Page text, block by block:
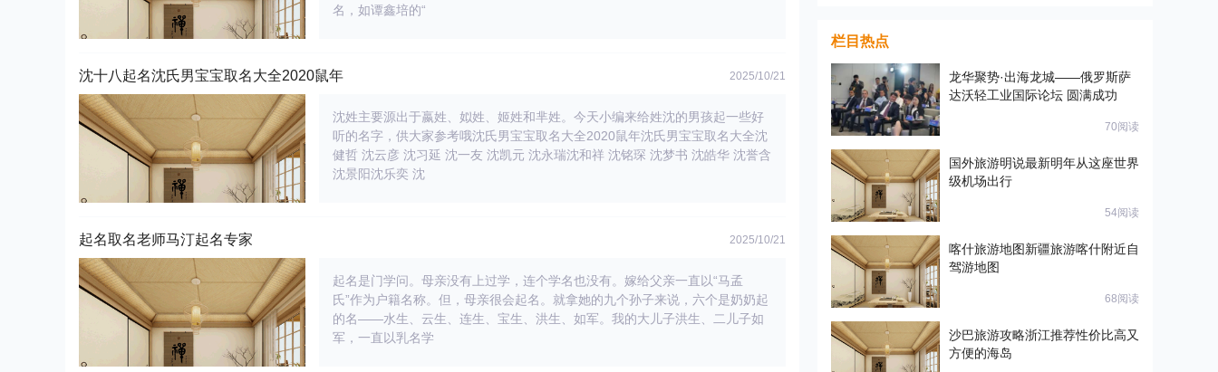
名，如谭鑫培的“
沈十八起名沈氏男宝宝取名大全2020鼠年 2025/10/21
沈姓主要源出于嬴姓、姒姓、姬姓和芈姓。今天小编来给姓沈的男孩起一些好
听的名字，供大家参考哦沈氏男宝宝取名大全2020鼠年沈氏男宝宝取名大全沈
健哲 沈云彦 沈习延 沈一友 沈凯元 沈永瑞沈和祥 沈铭琛 沈梦书 沈皓华 沈誉含
沈景阳沈乐奕 沈
起名取名老师马汀起名专家 2025/10/21
起名是门学问。母亲没有上过学，连个学名也没有。嫁给父亲一直以“马孟
氏”作为户籍名称。但，母亲很会起名。就拿她的九个孙子来说，六个是奶奶起
的名——水生、云生、连生、宝生、洪生、如军。我的大儿子洪生、二儿子如
军，一直以乳名学
栏目热点
龙华聚势·出海龙城——俄罗斯萨
达沃轻工业国际论坛 圆满成功
70阅读
国外旅游明说最新明年从这座世界
级机场出行
54阅读
喀什旅游地图新疆旅游喀什附近自
驾游地图
68阅读
沙巴旅游攻略浙江推荐性价比高又
方便的海岛